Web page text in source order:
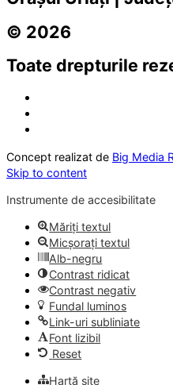
© 2026
Toate drepturile
Concept realizat de Big Media
Skip to content
Instrumente de accesibilitate
Măriți textul
Micșorați textul
Alb-negru
Contrast ridicat
Contrast negativ
Fundal luminos
Link-uri subliniate
Font lizibil
Reset
Hartă site